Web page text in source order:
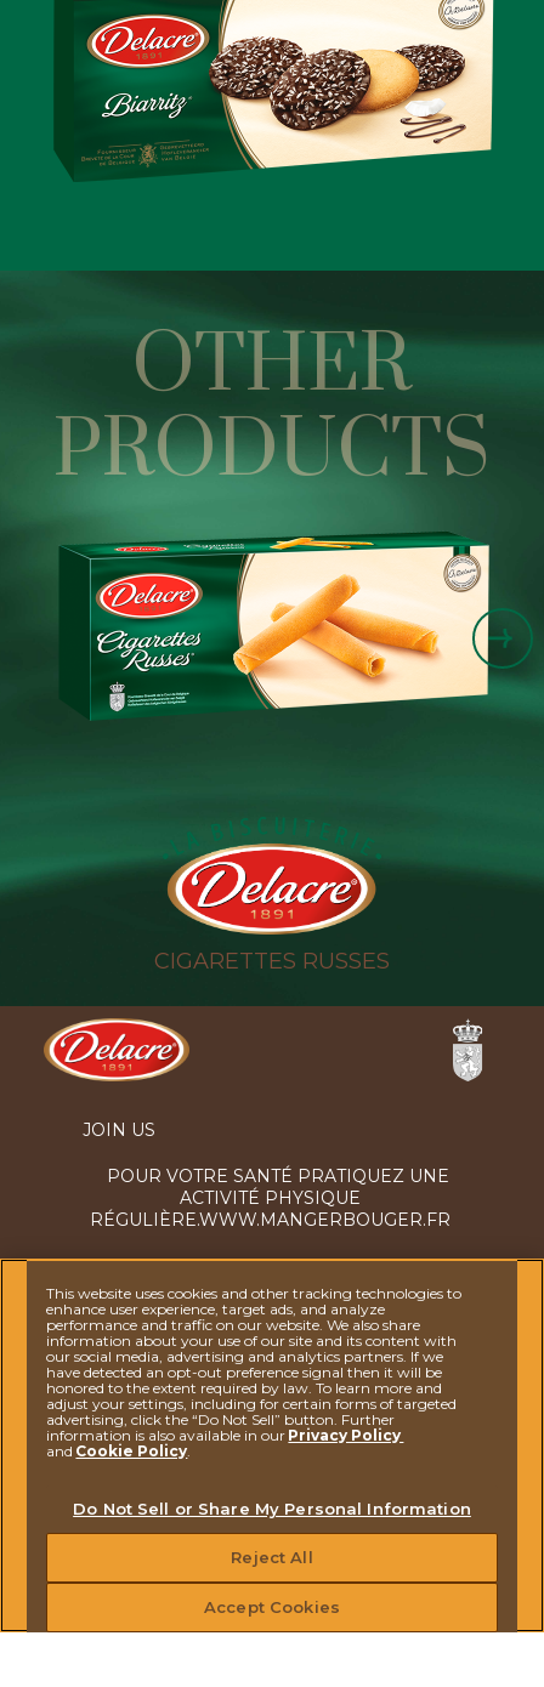
OTHER
PRODUCTS
CIGARETTES RUSSES
JOIN US
POUR VOTRE SANTÉ PRATIQUEZ UNE
ACTIVITÉ PHYSIQUE
RÉGULIÈRE.WWW.MANGERBOUGER.FR
POLITIQUE DE COOKIES
MENTIONS LÉGALES
NOTICE SUR LA PROTECTION DES DONNÉES
ACCESSIBILITÉ : NON CONFORME (47%)
DES QUESTIONS ? N'HÉSITEZ PAS À NOUS
CONTACTER
This website uses cookies and other tracking technologies to
enhance user experience, target ads, and analyze
performance and traffic on our website. We also share
information about your use of our site and its content with
our social media, advertising and analytics partners. If we
have detected an opt-out preference signal then it will be
honored to the extent required by law. To learn more and
adjust your settings, including for certain forms of targeted
advertising, click the “Do Not Sell” button. Further
information is also available in our Privacy Policy
and Cookie Policy.
Do Not Sell or Share My Personal Information
Reject All
Accept Cookies